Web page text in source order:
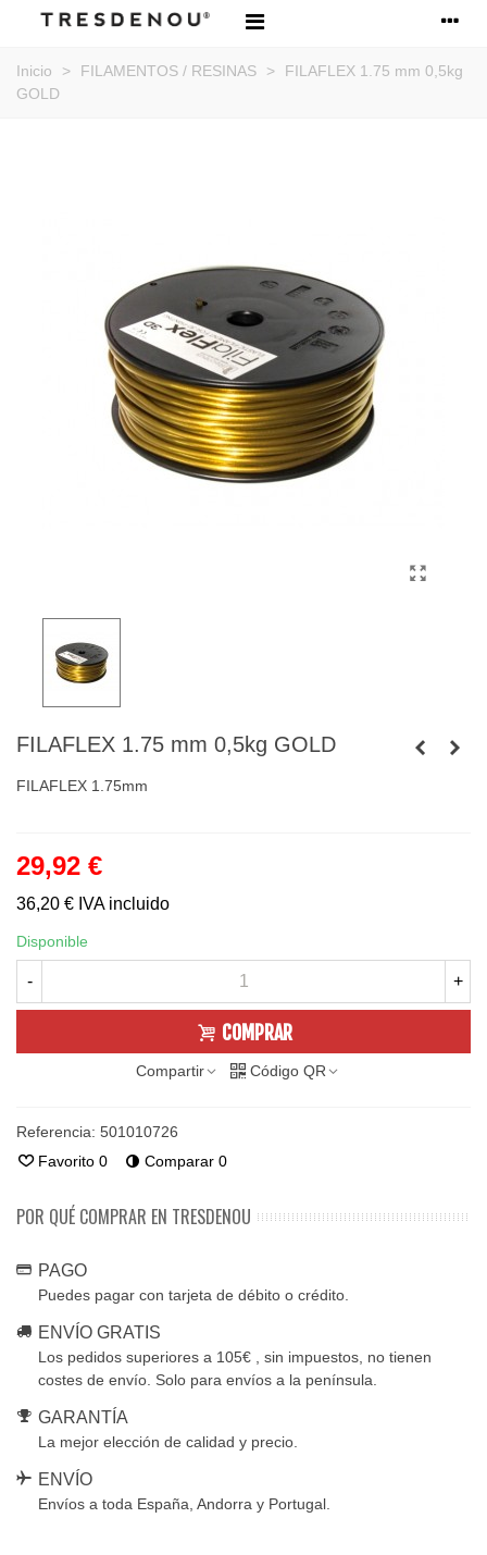
Inicio > FILAMENTOS / RESINAS >
FILAFLEX 1.75 mm 0,5kg
GOLD
FILAFLEX 1.75 mm 0,5kg GOLD
FILAFLEX 1.75mm
29,92 €
36,20 € IVA incluido
Disponible
- +
COMPRAR
Compartir Código QR
Referencia: 501010726
Favorito 0 Comparar 0
POR QUÉ COMPRAR EN TRESDENOU
PAGO
Puedes pagar con tarjeta de débito o crédito.
ENVÍO GRATIS
Los pedidos superiores a 105€ , sin impuestos, no tienen
costes de envío. Solo para envíos a la península.
GARANTÍA
La mejor elección de calidad y precio.
ENVÍO
Envíos a toda España, Andorra y Portugal.